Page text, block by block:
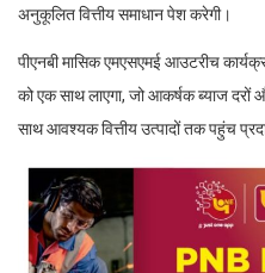
अनुकूलित वित्तीय समाधान पेश करेगी।
पीएनबी मासिक एमएसएमई आउटरीच
को एक साथ लाएगा, जो आकर्षक ब्याज
साथ आवश्यक वित्तीय उत्पादों तक पहुंच